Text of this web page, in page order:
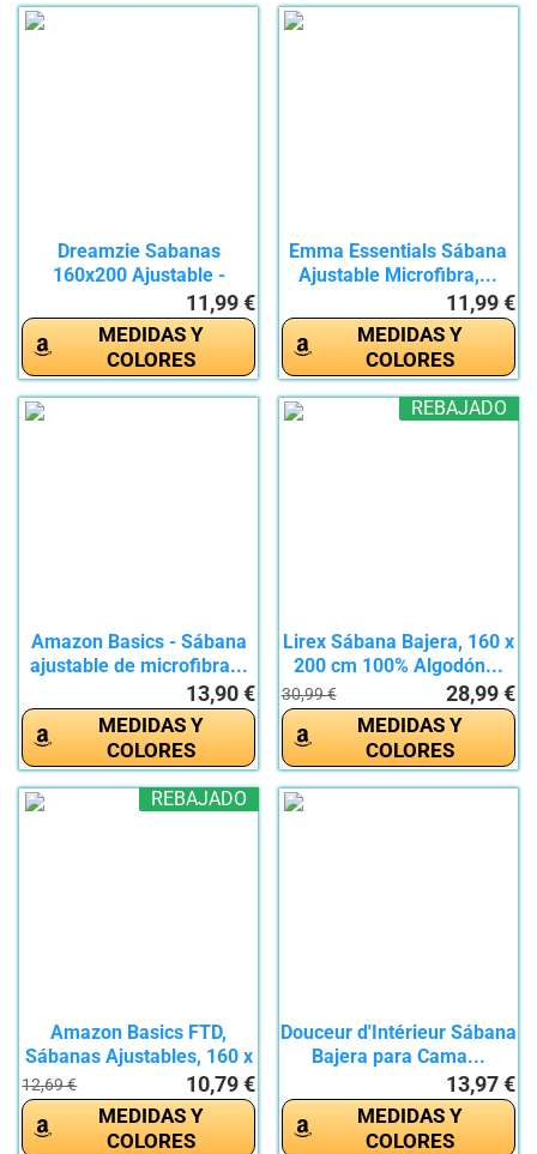
Dreamzie Sabanas
160x200 Ajustable -
Microfibra...11,99 €
MEDIDAS Y
COLORES
Emma Essentials Sábana
Ajustable Microfibra,...
11,99 €
MEDIDAS Y
COLORES
Amazon Basics - Sábana
ajustable de microfibra...
13,90 €
MEDIDAS Y
COLORES
REBAJADO
Lirex Sábana Bajera, 160 x
200 cm 100% Algodón...
30,99 € 28,99 €
MEDIDAS Y
COLORES
REBAJADO
Amazon Basics FTD,
Sábanas Ajustables, 160 x
12,69 € 10,79 €
MEDIDAS Y
COLORES
Douceur d'Intérieur Sábana
Bajera para Cama...
13,97 €
MEDIDAS Y
COLORES